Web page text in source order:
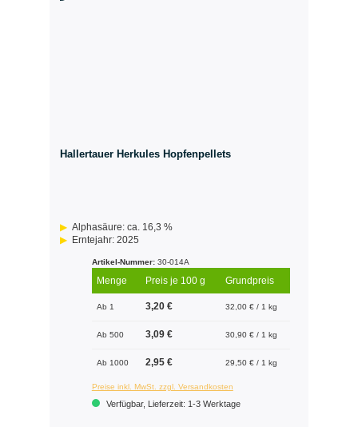
Hallertauer Herkules Hopfenpellets
Alphasäure: ca. 16,3 %
Erntejahr: 2025
Artikel-Nummer: 30-014A
Menge Preis je 100 g Grundpreis
Ab 1 3,20 € 32,00 € / 1 kg
Ab 500 3,09 € 30,90 € / 1 kg
Ab 1000 2,95 € 29,50 € / 1 kg
Preise inkl. MwSt. zzgl. Versandkosten
Verfügbar, Lieferzeit: 1-3 Werktage